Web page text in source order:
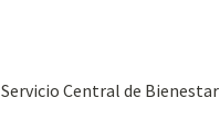
Servicio Central de Bienestar